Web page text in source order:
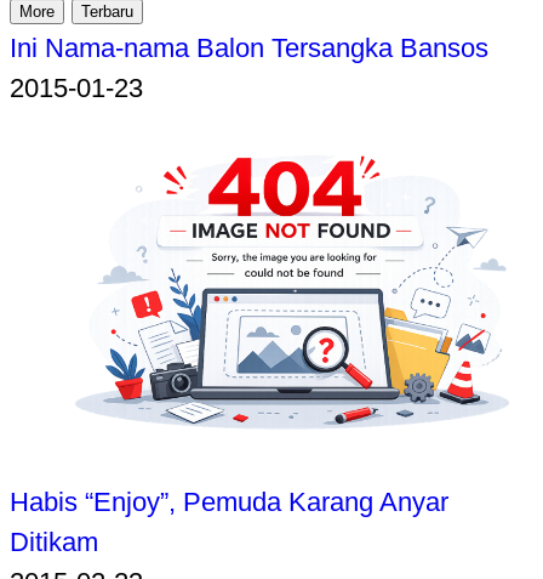
More Terbaru
Ini Nama-nama Balon Tersangka Bansos
2015-01-23
Habis “Enjoy”, Pemuda Karang Anyar
Ditikam